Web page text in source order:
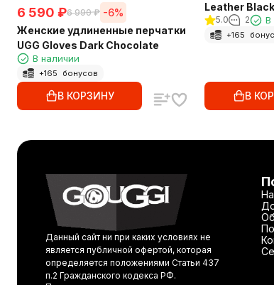
6 590 ₽6 990 ₽ -6%
Женские удлиненные перчатки
UGG Gloves Dark Chocolate
В наличии
+165 бонусов
В КОРЗИНУ
Leather Black
5.0 2 В
+165
В
Данный сайт ни при каких условиях не
является публичной офертой, которая
определяется положениями Статьи 437
п.2 Гражданского кодекса РФ.